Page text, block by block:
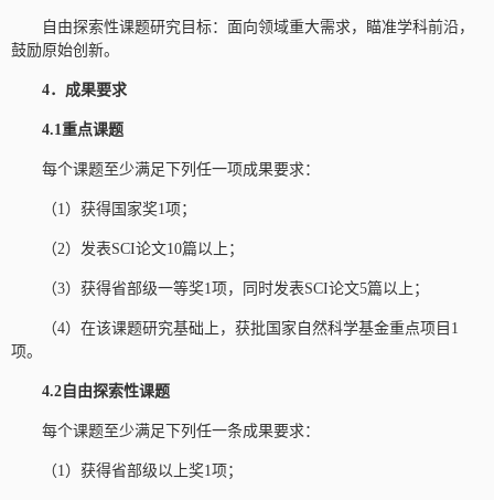
自由探索性课题研究目标：面向领域重大需求，瞄准学科前沿，
鼓励原始创新。
4．成果要求
4.1重点课题
每个课题至少满足下列任一项成果要求：
（1）获得国家奖1项；
（2）发表SCI论文10篇以上；
（3）获得省部级一等奖1项，同时发表SCI论文5篇以上；
（4）在该课题研究基础上，获批国家自然科学基金重点项目1
项。
4.2自由探索性课题
每个课题至少满足下列任一条成果要求：
（1）获得省部级以上奖1项；